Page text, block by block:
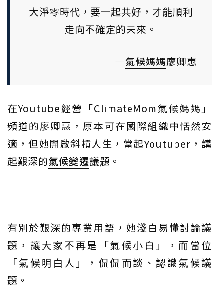
大淨零時代，要一起共好，才能順利
走向不確定的未來。
—氣候媽媽廖卿惠
在Youtube經營「ClimateMom氣候媽媽」
頻道的廖卿惠，原本可在國際組織中恬然安
適，但她開啟斜槓人生，當起Youtuber，講
起艱深的氣候變遷議題。
有別於艱深的專業用語，她淺白易懂討論議
題，讓大家不再是「氣候小白」，而當位
「氣候明白人」，侃侃而談、認識氣候議
題。